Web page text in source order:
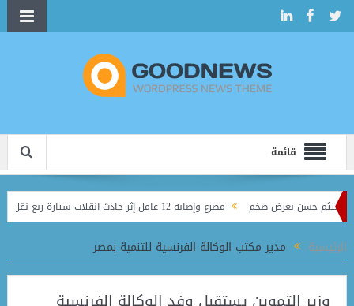
قائمة
هيثم حسن بعرض ضخم
مصرع وإصابة 12 عامل إثر حادث انقلاب سيارة ربع نقل
الرئيسية مدير مكتب الوكالة الفرنسية للتنمية بمصر